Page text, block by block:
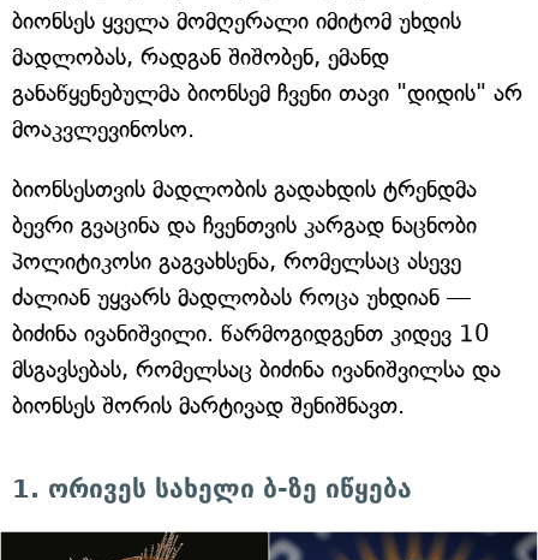
ბიონსეს ყველა მომღერალი იმიტომ უხდის
მადლობას, რადგან შიშობენ, ემანდ
განაწყენებულმა ბიონსემ ჩვენი თავი "დიდის" არ
მოაკვლევინოსო.
ბიონსესთვის მადლობის გადახდის ტრენდმა
ბევრი გვაცინა და ჩვენთვის კარგად ნაცნობი
პოლიტიკოსი გაგვახსენა, რომელსაც ასევე
ძალიან უყვარს მადლობას როცა უხდიან —
ბიძინა ივანიშვილი. წარმოგიდგენთ კიდევ 10
მსგავსებას, რომელსაც ბიძინა ივანიშვილსა და
ბიონსეს შორის მარტივად შენიშნავთ.
1. ორივეს სახელი ბ-ზე იწყება